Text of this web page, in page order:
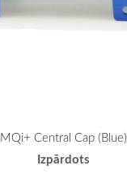
MQi+ Central Cap (Blue)
Izpārdots